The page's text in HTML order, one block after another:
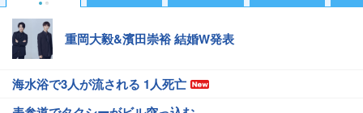
#週刊誌
#移民 #カザフスタン #アゼルバイジャン
重岡大毅&濱田崇裕 結婚W発表
海水浴で3人が流される 1人死亡